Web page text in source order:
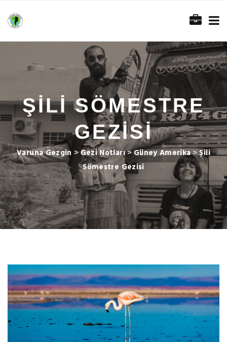
ŞILI SÖMESTRE
GEZISI
Varuna Gezgin >Gezi Notları>Güney Amerika>Şili
Sömestre Gezisi